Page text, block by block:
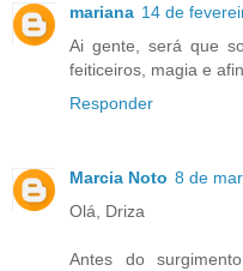
mariana 14 de
Ai gente, será que
feiticeiros, magia e
Responder
Marcia Noto 8 de
Olá, Driza
Antes do